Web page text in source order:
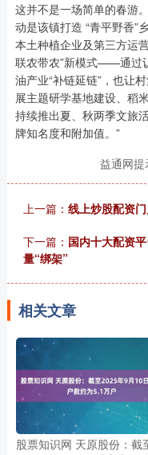
这并不是一场简单的春游
动是该镇打造 “青平野香”
本土种植企业及第三方运
联农带农”新模式——通过
油产业“补链延链”，也让
展主题研学基地建设、稻
持续推出夏、秋两季文旅
牌知名度和附加值。”
益通网提
上一篇： 线上炒股配资
下一篇： 国内十大配资
量“绑架”
相关文章
股票知识网 天原股份：截